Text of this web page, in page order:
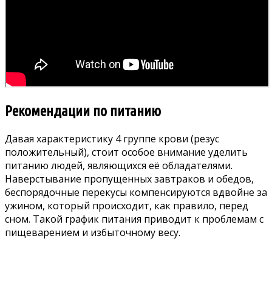
Рекомендации по питанию
Давая характеристику 4 группе крови (резус
положительный), стоит особое внимание уделить
питанию людей, являющихся её обладателями.
Наверстывание пропущенных завтраков и обедов,
беспорядочные перекусы компенсируются вдвойне за
ужином, который происходит, как правило, перед
сном. Такой график питания приводит к проблемам с
пищеварением и избыточному весу.